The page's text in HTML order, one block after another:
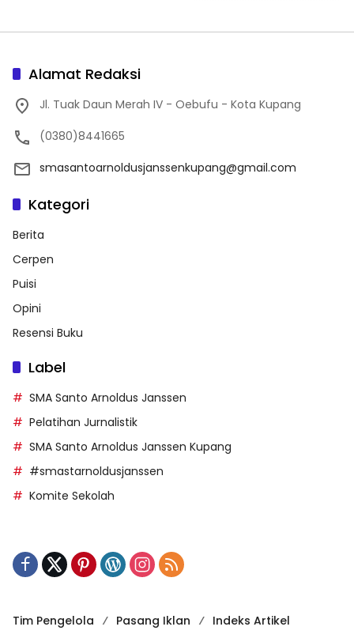
Alamat Redaksi
Jl. Tuak Daun Merah IV - Oebufu - Kota Kupang
(0380)8441665
smasantoarnoldusjanssenkupang@gmail.com
Kategori
Berita
Cerpen
Puisi
Opini
Resensi Buku
Label
SMA Santo Arnoldus Janssen
Pelatihan Jurnalistik
SMA Santo Arnoldus Janssen Kupang
#smastarnoldusjanssen
Komite Sekolah
Tim Pengelola Pasang Iklan Indeks Artikel